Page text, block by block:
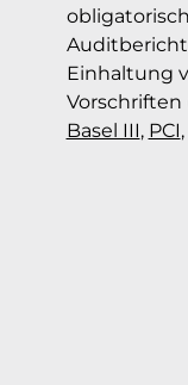
Einhaltung
Vorschriften
Basel III, PCI